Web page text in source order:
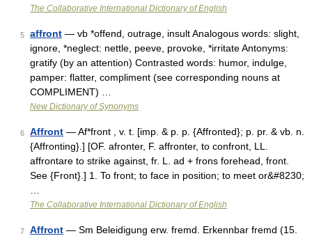
The Collaborative International Dictionary of English
5 affront — vb *offend, outrage, insult Analogous words: slight,
ignore, *neglect: nettle, peeve, provoke, *irritate Antonyms:
gratify (by an attention) Contrasted words: humor, indulge,
pamper: flatter, compliment (see corresponding nouns at
COMPLIMENT) …
New Dictionary of Synonyms
6 Affront — Af*front , v. t. [imp. & p. p. {Affronted}; p. pr. & vb. n.
{Affronting}.] [OF. afronter, F. affronter, to confront, LL.
affrontare to strike against, fr. L. ad + frons forehead, front.
See {Front}.] 1. To front; to face in position; to meet or&#8230;
The Collaborative International Dictionary of English
7 Affront — Sm Beleidigung erw. fremd. Erkennbar fremd (15.